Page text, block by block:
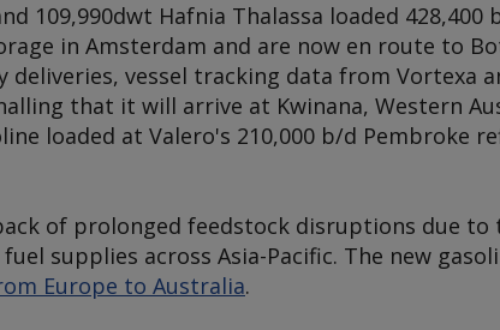
109,990dwt Hafnia Thalassa loaded 428,400
in Amsterdam and are now en route to
deliveries, vessel tracking data from Vortexa
that it will arrive at Kwinana, Western
loaded at Valero's 210,000 b/d Pembroke
of prolonged feedstock disruptions due to
supplies across Asia-Pacific. The new
Europe to Australia.